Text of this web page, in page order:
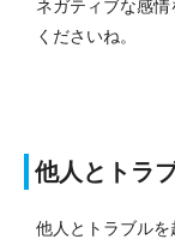
ネガティブな感
くださいね。
他人とトラ
他人とトラブル